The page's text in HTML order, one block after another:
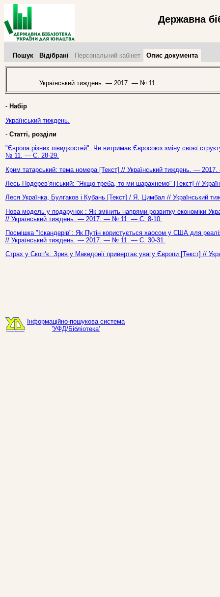
Державна
Пошук Відібрані Персональний кабінет Опис документа
Український тиждень. — 2017. — № 11.
- Набір
Український тиждень.
- Статті, розділи
"Європа різних швидкостей": Чи витримає Євросоюз зміну своєї
№ 11. — С. 28-29.
Крим татарський: тема номера [Текст] // Український тиждень. —
Лесь Подерев‘янський: "Якщо треба, то ми шарахнемо" [Текст] //
Леся Українка, Булґаков і Кубань [Текст] / Я. Цимбал //
Нова модель у подарунок : Як змінить напрями розвитку економіки
// Український тиждень. — 2017. — № 11. — С. 8-10.
Посмішка "Іскандерів": Як Путін користується хаосом у США для
// Український тиждень. — 2017. — № 11. — С. 30-31.
Страх у Скоп‘є: Зрив у Македонії привертає увагу Європи [Текст]
Інформаційно-пошукова система
'УФД/Бібліотека'